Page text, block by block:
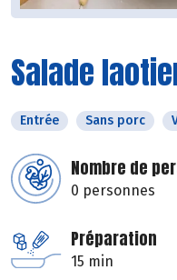
Salade
Entrée Sans porc
Nombre de
0 personnes
Préparation
15 min